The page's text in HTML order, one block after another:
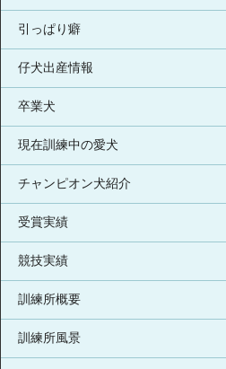
引っぱり癖
仔犬出産情報
卒業犬
現在訓練中の愛犬
チャンピオン犬紹介
受賞実績
競技実績
訓練所概要
訓練所風景